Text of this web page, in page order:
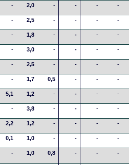
- 2,0 - - - -
- 2,5 - - - -
- 1,8 - - - -
- 3,0 - - - -
- 2,5 - - - -
- 1,7 0,5 - - -
5,1 1,2 - - - -
- 3,8 - - - -
2,2 1,2 - - - -
0,1 1,0 - - - -
- 1,0 0,8 - - -